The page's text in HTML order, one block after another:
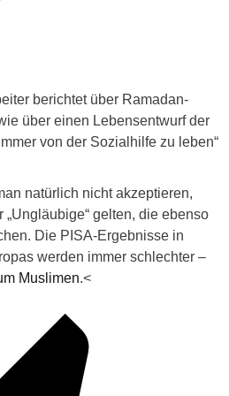
berichtet über Ramadan-
über einen Lebensentwurf der
von der Sozialhilfe zu leben“
natürlich nicht akzeptieren,
gelten, die ebenso
Die PISA-Ergebnisse in
werden immer schlechter –
Muslimen.<